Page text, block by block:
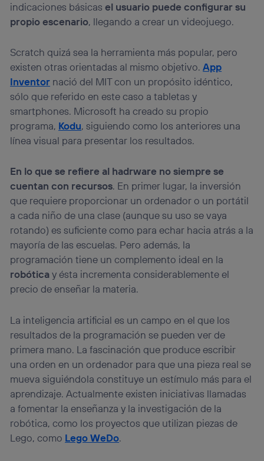
indicaciones básicasel usuario puede configurar su
propio escenario, llegando a crear un videojuego.
Scratch quizá sea la herramienta más popular, pero
existen otras orientadas al mismo objetivo.App
Inventor nació del MIT con un propósito idéntico,
sólo que referido en este caso a tabletas y
smartphones. Microsoft ha creado su propio
programa, Kodu, siguiendo como los anteriores una
línea visual para presentar los resultados.
En lo que se refiere al hadrware no siempre se
cuentan con recursos. En primer lugar, la inversión
que requiere proporcionar un ordenador o un portátil
a cada niño de una clase (aunque su uso se vaya
rotando) es suficiente como para echar hacia atrás a la
mayoría de las escuelas. Pero además, la
programación tiene un complemento ideal en la
robóticay ésta incrementa considerablemente el
precio de enseñar la materia.
La inteligencia artificial es un campo en el que los
resultados de la programación se pueden ver de
primera mano. La fascinación que produce escribir
una orden en un ordenador para que una pieza real se
mueva siguiéndola constituye un estímulo más para el
aprendizaje. Actualmente existen iniciativas llamadas
a fomentar la enseñanza y la investigación de la
robótica, como los proyectos que utilizan piezas de
Lego, como Lego WeDo.